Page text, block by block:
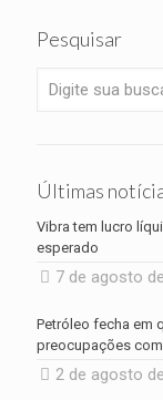
Pesquisar
Últimas
Vibra tem lucro
esperado
7 de agosto
Petróleo fecha em
preocupações
2 de agosto